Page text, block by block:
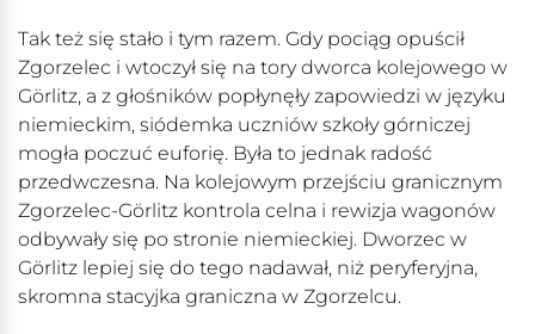
Tak też się stało i tym razem. Gdy pociąg opuścił
Zgorzelec i wtoczył się na tory dworca kolejowego w
Görlitz, a z głośników popłynęły zapowiedzi w języku
niemieckim, siódemka uczniów szkoły górniczej
mogła poczuć euforię. Była to jednak radość
przedwczesna. Na kolejowym przejściu granicznym
Zgorzelec-Görlitz kontrola celna i rewizja wagonów
odbywały się po stronie niemieckiej. Dworzec w
Görlitz lepiej się do tego nadawał, niż peryferyjna,
skromna stacyjka graniczna w Zgorzelcu.